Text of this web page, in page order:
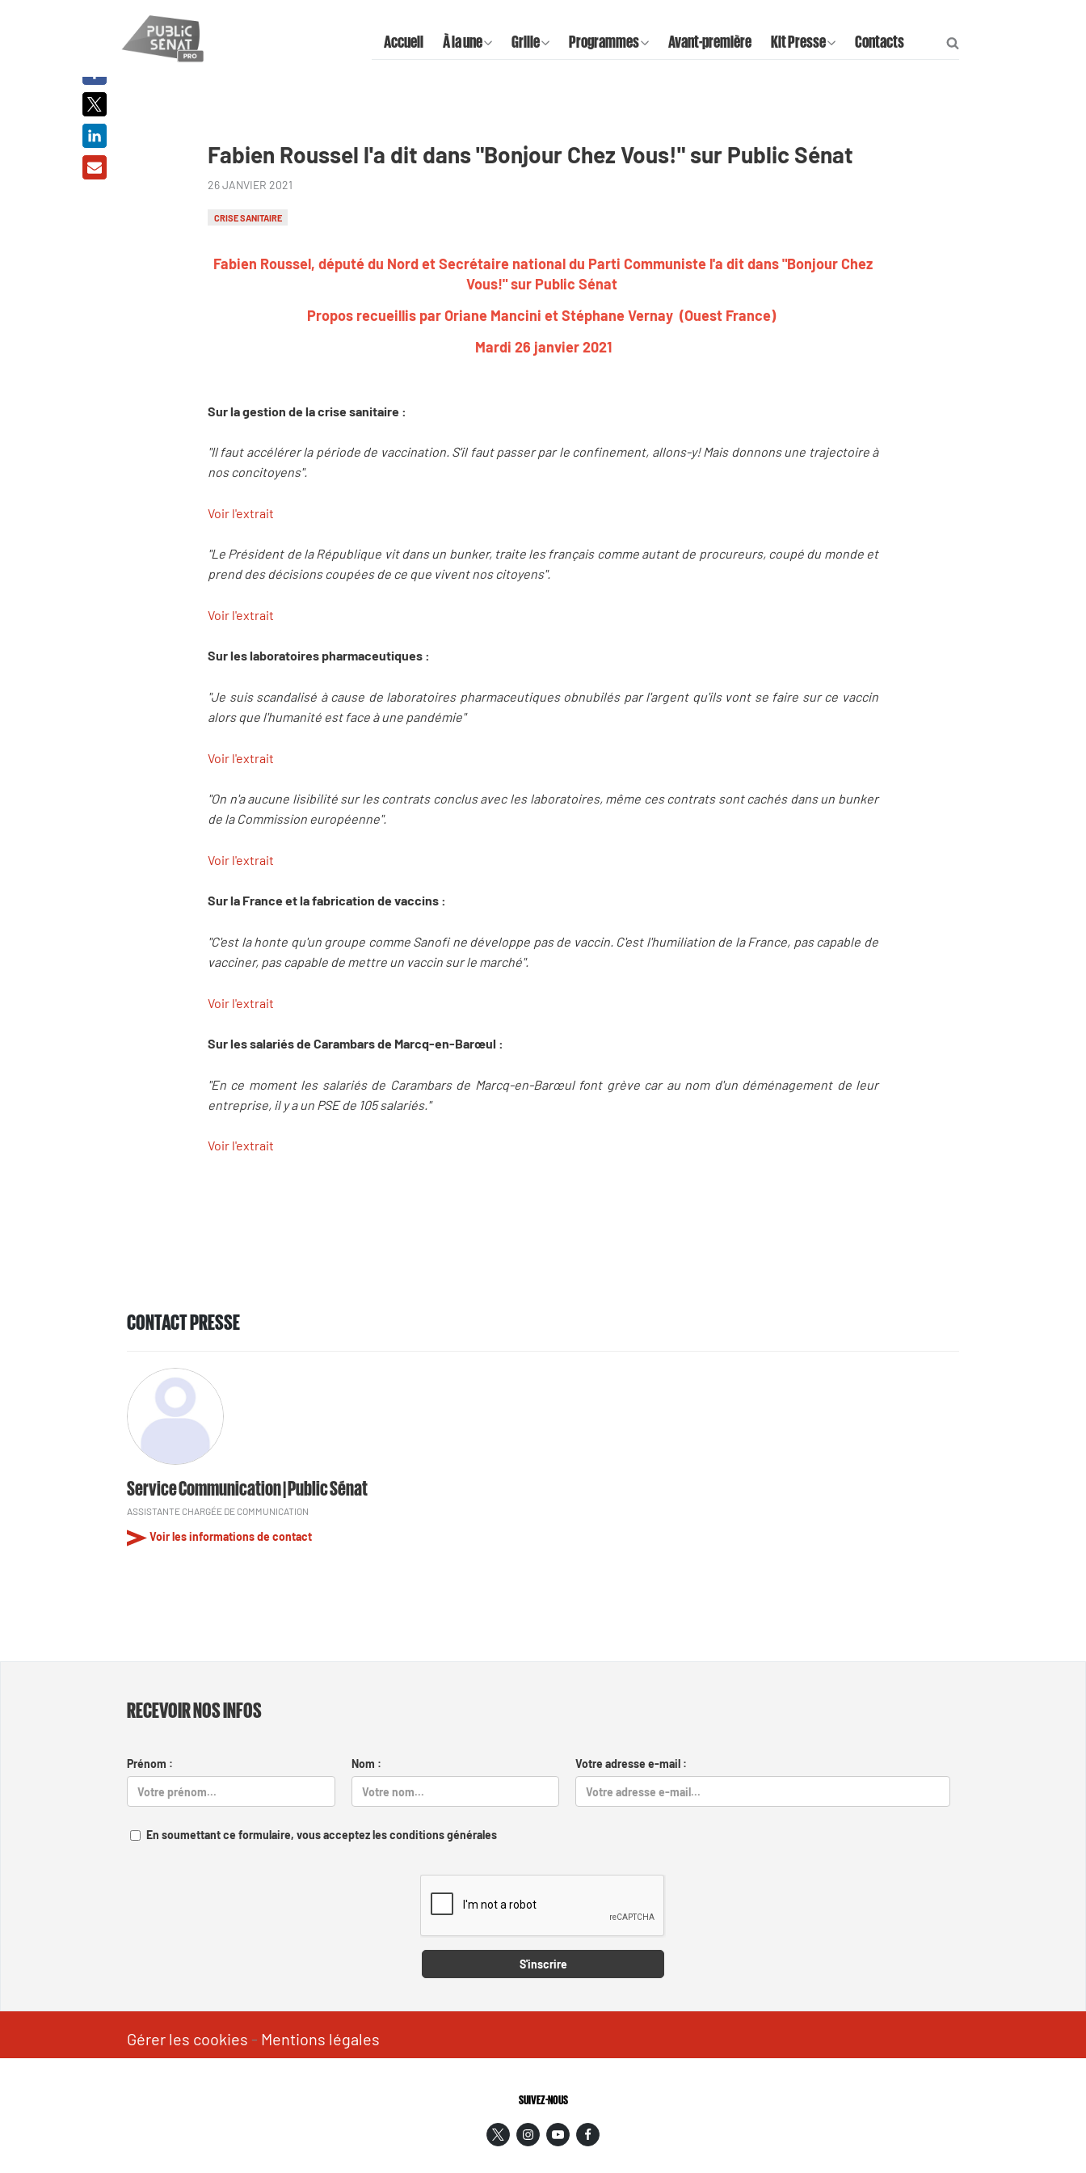
Accueil À la une Grille Programmes Avant-première Kit Presse Contacts
Fabien Roussel l'a dit dans "Bonjour Chez Vous!" sur Public Sénat
26 JANVIER 2021
CRISE SANITAIRE
Fabien Roussel, député du Nord et Secrétaire national du Parti Communiste l'a dit dans "Bonjour Chez
Vous!" sur Public Sénat
Propos recueillis par Oriane Mancini et Stéphane Vernay (Ouest France)
Mardi 26 janvier 2021
Sur la gestion de la crise sanitaire :
"Il faut accélérer la période de vaccination. S'il faut passer par le confinement, allons-y! Mais donnons une trajectoire à
nos concitoyens".
Voir l'extrait
"Le Président de la République vit dans un bunker, traite les français comme autant de procureurs, coupé du monde et
prend des décisions coupées de ce que vivent nos citoyens".
Voir l'extrait
Sur les laboratoires pharmaceutiques :
"Je suis scandalisé à cause de laboratoires pharmaceutiques obnubilés par l'argent qu'ils vont se faire sur ce vaccin
alors que l'humanité est face à une pandémie"
Voir l'extrait
"On n'a aucune lisibilité sur les contrats conclus avec les laboratoires, même ces contrats sont cachés dans un bunker
de la Commission européenne".
Voir l'extrait
Sur la France et la fabrication de vaccins :
"C'est la honte qu'un groupe comme Sanofi ne développe pas de vaccin. C'est l'humiliation de la France, pas capable de
vacciner, pas capable de mettre un vaccin sur le marché".
Voir l'extrait
Sur les salariés de Carambars de Marcq-en-Barœul :
"En ce moment les salariés de Carambars de Marcq-en-Barœul font grève car au nom d'un déménagement de leur
entreprise, il y a un PSE de 105 salariés."
Voir l'extrait
CONTACT PRESSE
Service Communication | Public Sénat
ASSISTANTE CHARGÉE DE COMMUNICATION
Voir les informations de contact
RECEVOIR NOS INFOS
Prénom : Nom : Votre adresse e-mail :
En soumettant ce formulaire, vous acceptez les conditions générales
S'inscrire
Gérer les cookies - Mentions légales
SUIVEZ-NOUS